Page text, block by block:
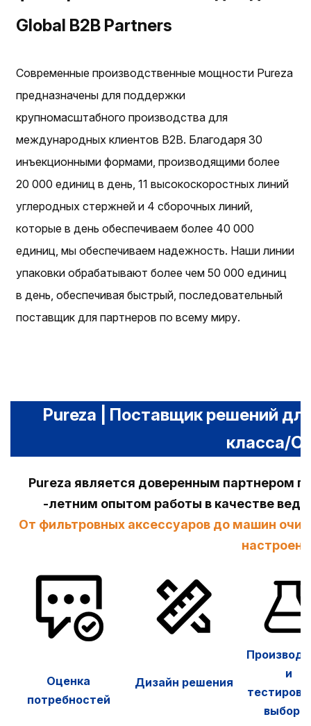
Global B2B Partners
Современные производственные мощности Pureza
предназначены для поддержки
крупномасштабного производства для
международных клиентов B2B. Благодаря 30
инъекционными формами, производящими более
20 000 единиц в день, 11 высокоскоростных линий
углеродных стержней и 4 сборочных линий,
которые в день обеспечиваем более 40 000
единиц, мы обеспечиваем надежность. Наши линии
упаковки обрабатывают более чем 50 000 единиц
в день, обеспечивая быстрый, последовательный
поставщик для партнеров по всему миру.
Pureza | Поставщик решений
класса/
Pureza является доверенным партнером
-летним опытом работы в качестве
От фильтровных аксессуаров до машин
Оценка
потребностей
Дизайн решения
и